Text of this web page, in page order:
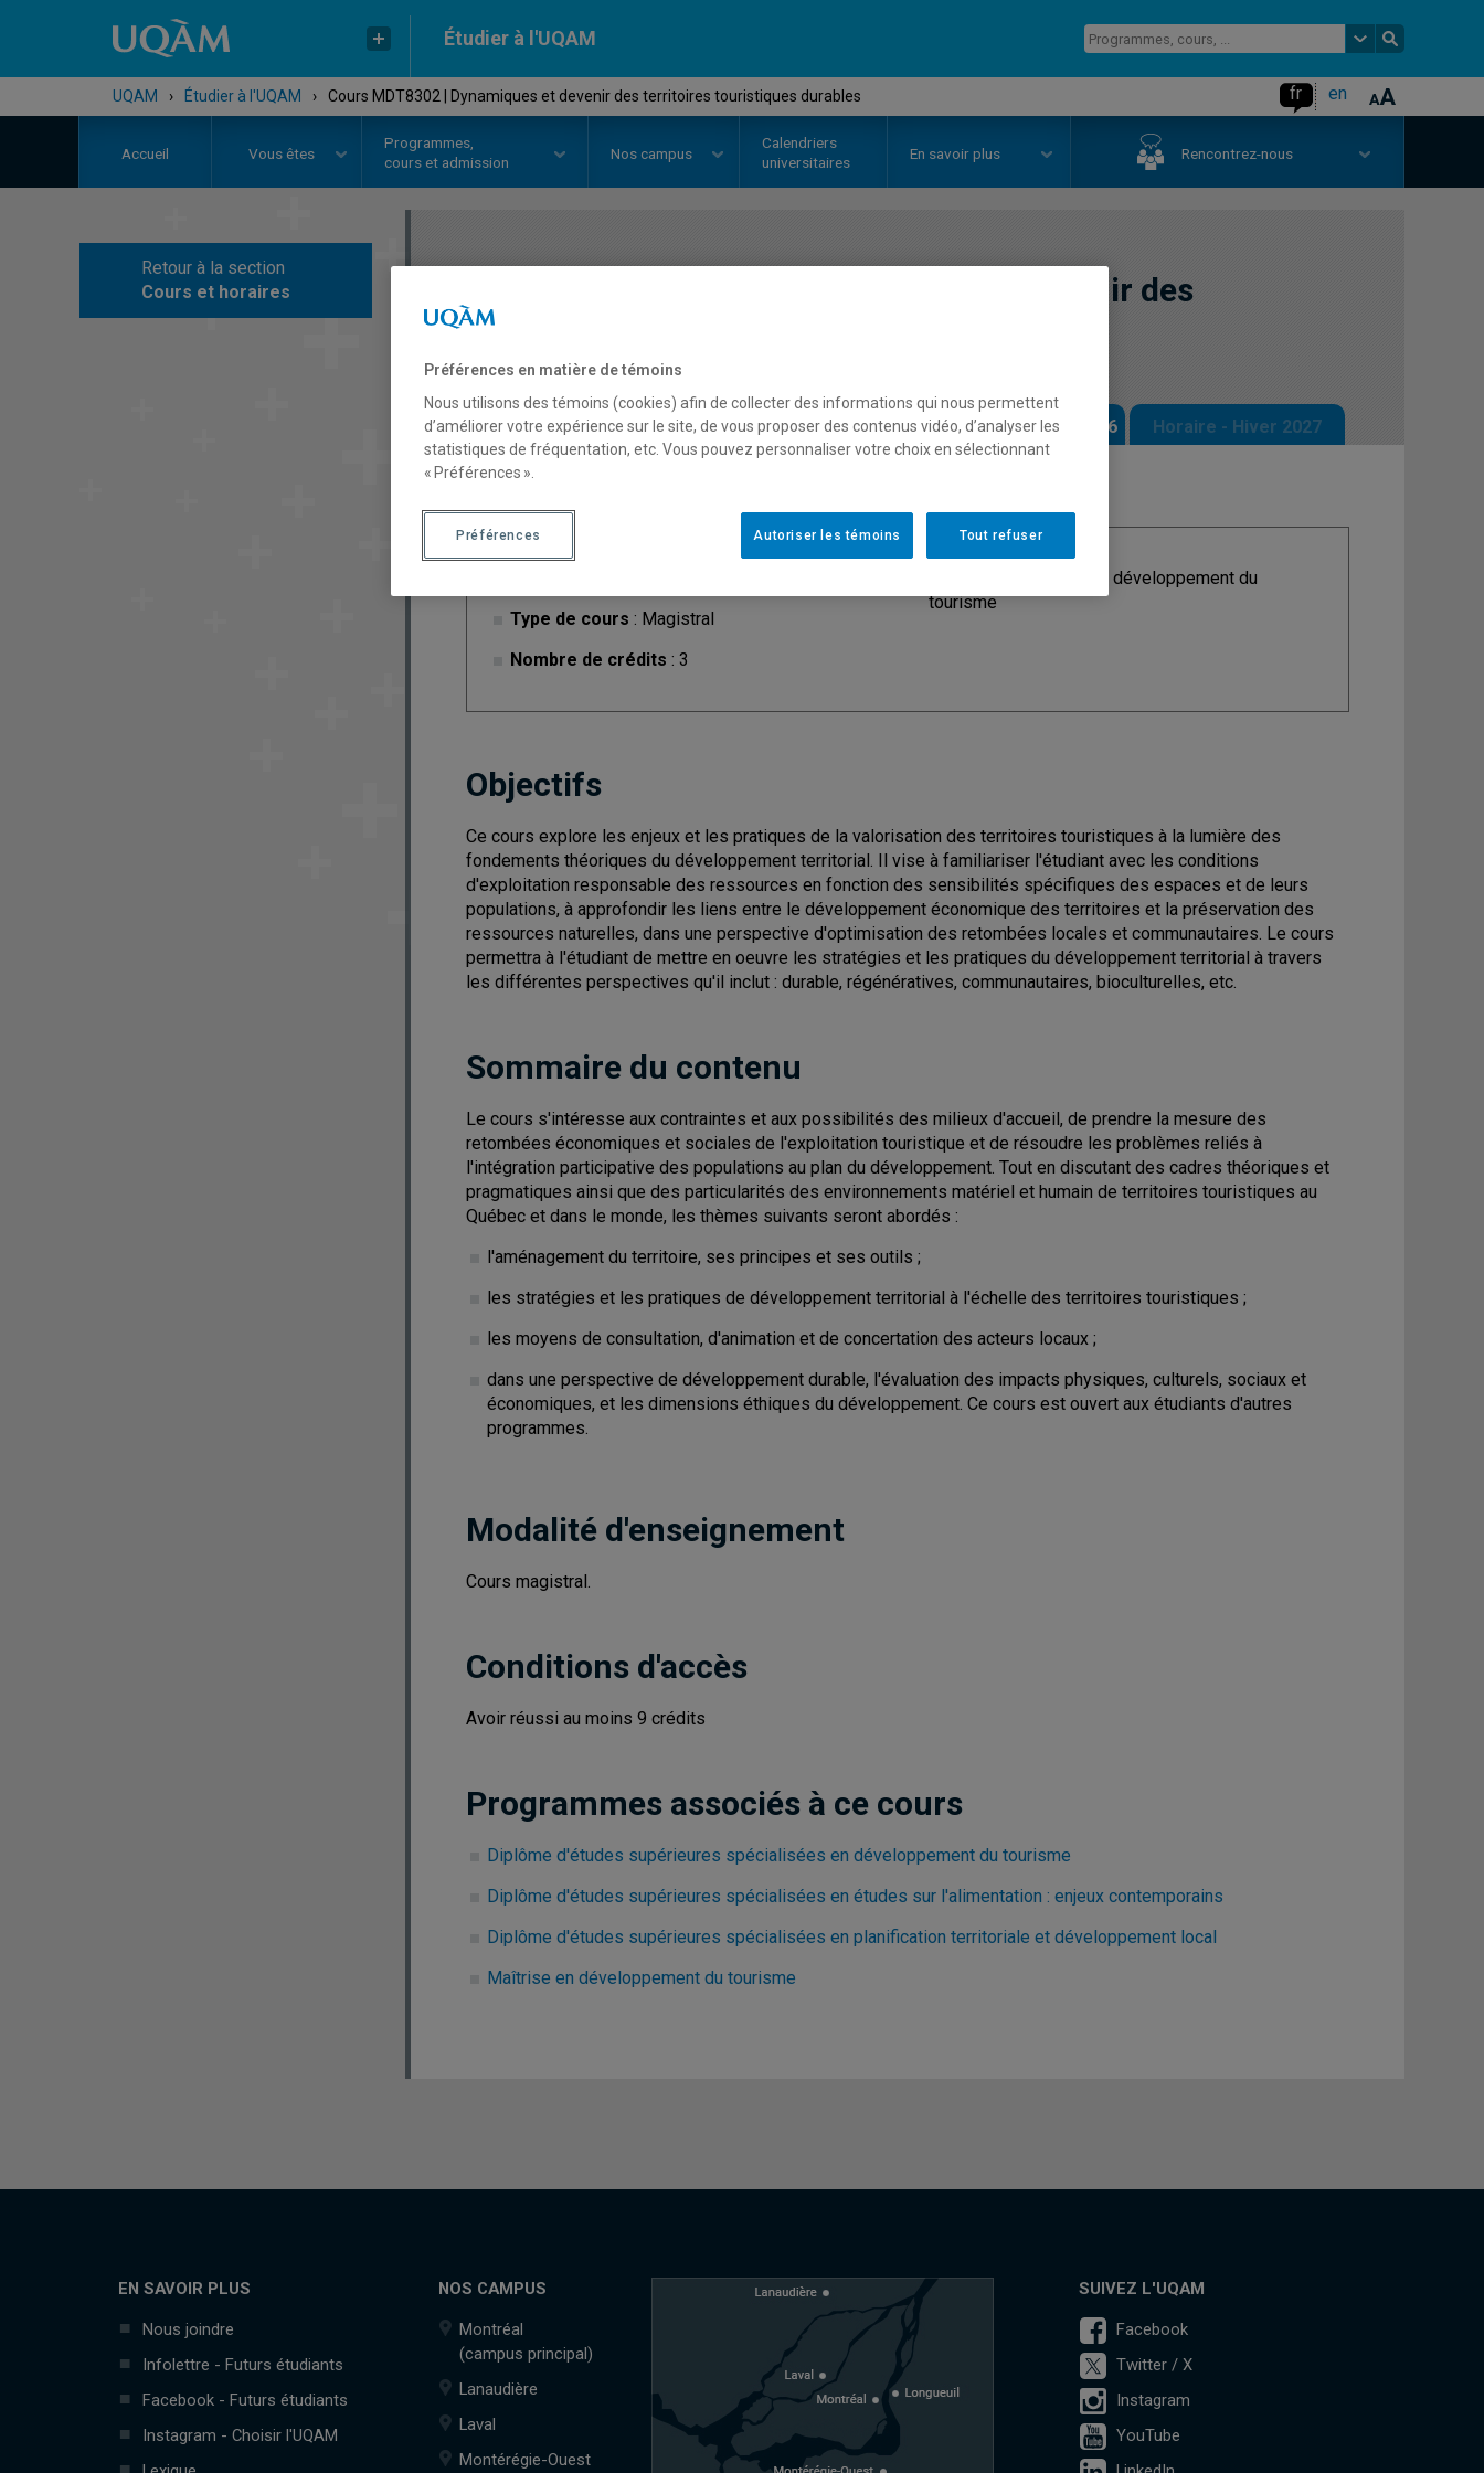
Étudier à l'UQAM
UQAM › Étudier à l'UQAM › Cours MDT8302 | Dynamiques et devenir des territoires touristiques durables fr en
Accueil Vous êtes
Programmes,
cours et admission
Nos campus
Calendriers
universitaires
En savoir plus Rencontrez-nous
Retour à la section
Cours et horaires
Dynamiques et devenir des
Description Horaire - Été 2026 Horaire - Automne 2026 Horaire - Hiver 2027
Type de cours : Magistral
Nombre de crédits : 3
: Maîtrise en développement du
tourisme
Objectifs
Ce cours explore les enjeux et les pratiques de la valorisation des territoires touristiques à la lumière des
fondements théoriques du développement territorial. Il vise à familiariser l'étudiant avec les conditions
d'exploitation responsable des ressources en fonction des sensibilités spécifiques des espaces et de leurs
populations, à approfondir les liens entre le développement économique des territoires et la préservation des
ressources naturelles, dans une perspective d'optimisation des retombées locales et communautaires. Le cours
permettra à l'étudiant de mettre en oeuvre les stratégies et les pratiques du développement territorial à travers
les différentes perspectives qu'il inclut : durable, régénératives, communautaires, bioculturelles, etc.
Sommaire du contenu
Le cours s'intéresse aux contraintes et aux possibilités des milieux d'accueil, de prendre la mesure des
retombées économiques et sociales de l'exploitation touristique et de résoudre les problèmes reliés à
l'intégration participative des populations au plan du développement. Tout en discutant des cadres théoriques et
pragmatiques ainsi que des particularités des environnements matériel et humain de territoires touristiques au
Québec et dans le monde, les thèmes suivants seront abordés :
l'aménagement du territoire, ses principes et ses outils ;
les stratégies et les pratiques de développement territorial à l'échelle des territoires touristiques ;
les moyens de consultation, d'animation et de concertation des acteurs locaux ;
dans une perspective de développement durable, l'évaluation des impacts physiques, culturels, sociaux et
économiques, et les dimensions éthiques du développement. Ce cours est ouvert aux étudiants d'autres
programmes.
Modalité d'enseignement
Cours magistral.
Conditions d'accès
Avoir réussi au moins 9 crédits
Programmes associés à ce cours
Diplôme d'études supérieures spécialisées en développement du tourisme
Diplôme d'études supérieures spécialisées en études sur l'alimentation : enjeux contemporains
Diplôme d'études supérieures spécialisées en planification territoriale et développement local
Maîtrise en développement du tourisme
EN SAVOIR PLUS
Nous joindre
Infolettre - Futurs étudiants
Facebook - Futurs étudiants
Instagram - Choisir l'UQAM
NOS CAMPUS
Montréal
(campus principal)
Lanaudière
Laval
Montérégie-Ouest
SUIVEZ L'UQAM
Facebook
Twitter / X
Instagram
YouTube
Préférences en matière de témoins
Nous utilisons des témoins (cookies) afin de collecter des informations qui nous permettent
d’améliorer votre expérience sur le site, de vous proposer des contenus vidéo, d’analyser les
statistiques de fréquentation, etc. Vous pouvez personnaliser votre choix en sélectionnant
« Préférences ».
Tout refuser
Autoriser les témoins
Préférences